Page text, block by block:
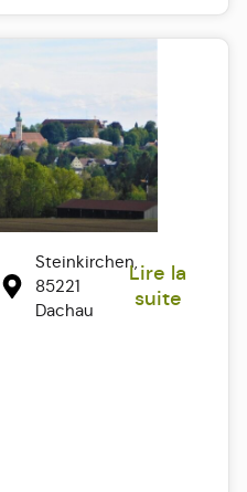
Steinkirchen,
85221
Dachau
Lire la
suite